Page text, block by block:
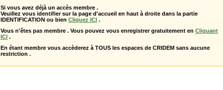
Si vous avez déjà un accès membre .
Veuillez vous identifier sur la page d'accueil en haut à droite dans la partie
IDENTIFICATION ou bien Cliquez ICI .
Vous n'êtes pas membre . Vous pouvez vous enregistrer gratuitement en Cliquant
ICI .
En étant membre vous accèderez à TOUS les espaces de CRIDEM sans aucune
restriction .